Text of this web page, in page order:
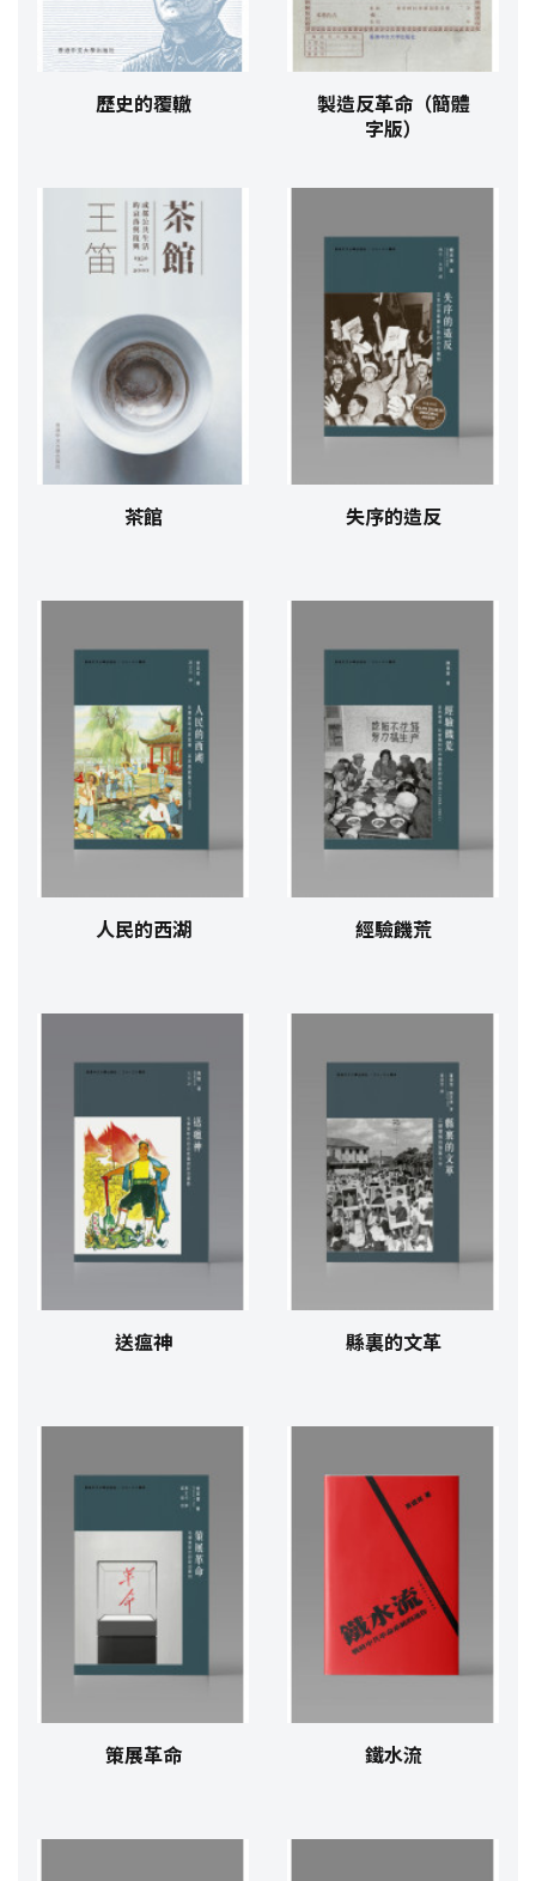
歷史的覆轍
製造反革命（簡體
字版）
茶館 失序的造反
人民的西湖 經驗饑荒
送瘟神 縣裏的文革
策展革命 鐵水流